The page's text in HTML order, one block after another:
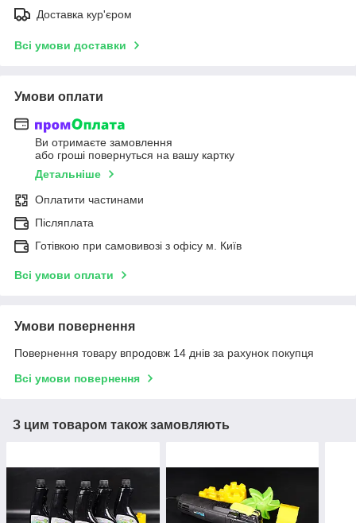
Доставка кур'єром
Всі умови доставки
Умови оплати
Ви отримаєте замовлення
або гроші повернуться на вашу картку
Детальніше
Оплатити частинами
Післяплата
Готівкою при самовивозі з офісу м. Київ
Всі умови оплати
Умови повернення
Повернення товару впродовж 14 днів за рахунок покупця
Всі умови повернення
З цим товаром також замовляють